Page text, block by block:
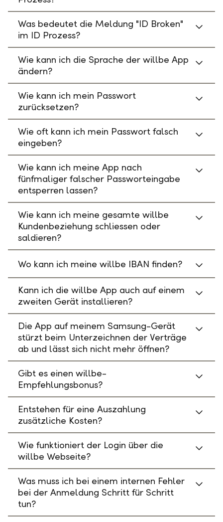
Was bedeutet die Meldung "ID Broken"
im ID Prozess?
Wie kann ich die Sprache der willbe App
ändern?
Wie kann ich mein Passwort
zurücksetzen?
Wie oft kann ich mein Passwort falsch
eingeben?
Wie kann ich meine App nach
fünfmaliger falscher Passworteingabe
entsperren lassen?
Wie kann ich meine gesamte willbe
Kundenbeziehung schliessen oder
saldieren?
Wo kann ich meine willbe IBAN finden?
Kann ich die willbe App auch auf einem
zweiten Gerät installieren?
Die App auf meinem Samsung-Gerät
stürzt beim Unterzeichnen der Verträge
ab und lässt sich nicht mehr öffnen?
Gibt es einen willbe-
Empfehlungsbonus?
Entstehen für eine Auszahlung
zusätzliche Kosten?
Wie funktioniert der Login über die
willbe Webseite?
Was muss ich bei einem internen Fehler
bei der Anmeldung Schritt für Schritt
tun?